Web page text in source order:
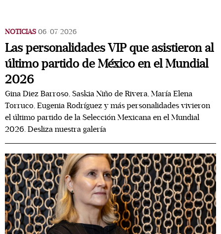
NOTICIAS 06/07/2026
Las personalidades VIP que asistieron al
último partido de México en el Mundial
2026
Gina Diez Barroso, Saskia Niño de Rivera, María Elena
Torruco, Eugenia Rodríguez y más personalidades vivieron
el último partido de la Selección Mexicana en el Mundial
2026. Desliza nuestra galería